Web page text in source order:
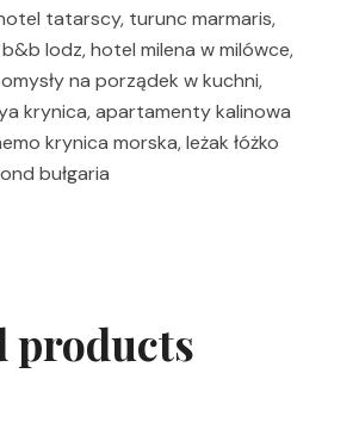
tatarscy, turunc marmaris,
lodz, hotel milena w milówce,
na porządek w kuchni,
krynica, apartamenty kalinowa
krynica morska, leżak łóżko
bułgaria
products